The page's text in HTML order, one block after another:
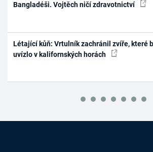
Bangladéši. Vojtěch ničí zdravotnictví
Létající kůň: Vrtulník zachránil zvíře, které
uvízlo v kalifornských horách